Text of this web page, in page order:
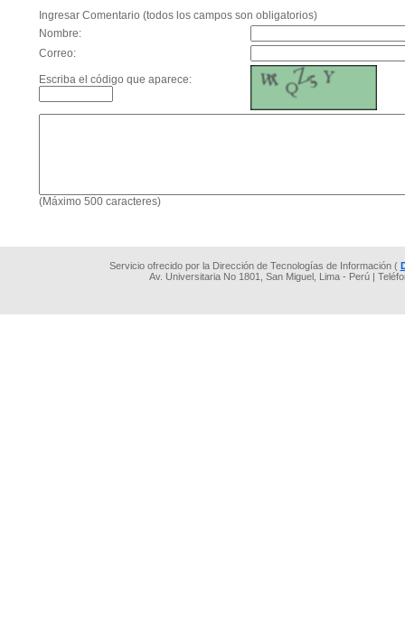
Ingresar Comentario (todos los campos son obligatorios)
Nombre:
Correo:
Escriba el código que aparece:
(Máximo 500 caracteres)
Servicio ofrecido por la Dirección de Tecnologías de Información (
Av. Universitaria No 1801, San Miguel, Lima - Perú |